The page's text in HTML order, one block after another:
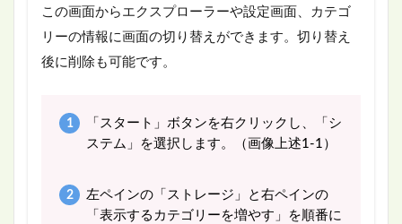
この画面からエクスプローラーや設定画面、カテゴ
リーの情報に画面の切り替えができます。切り替え
後に削除も可能です。
「スタート」ボタンを右クリックし、「シ
ステム」を選択します。（画像上述1-1）
左ペインの「ストレージ」と右ペインの
「表示するカテゴリーを増やす」を順番に